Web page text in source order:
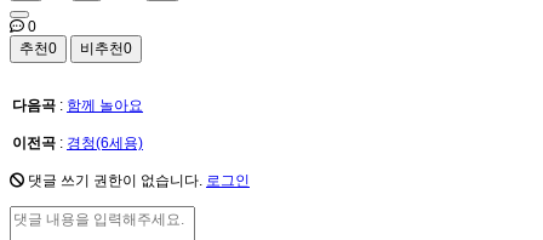
0
추천0 비추천0
다음곡 : 함께 놀아요
이전곡 : 경청(6세용)
댓글 쓰기 권한이 없습니다. 로그인